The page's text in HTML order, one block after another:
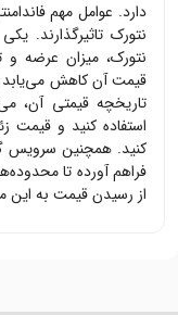
دارد. عوامل مهم
نتورک تاثیرگذارند.
نتورک، میزان عرضه و
قیمت آن کاهش می‌یابد
تاریخچه قیمتی آن،
استفاده کنید و قیمت
کنید. همچنین سرویس
فراهم آورده تا
از رسیدن قیمت به این